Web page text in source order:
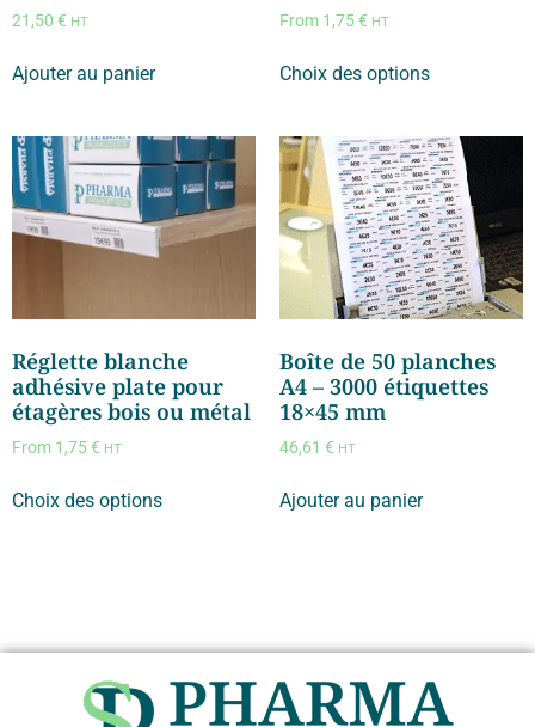
21,50 € HT
Ajouter au panier
From 1,75€ HT
Choix des options
Réglette blanche
adhésive plate pour
étagères bois ou métal
From 1,75€ HT
Choix des options
Boîte de 50 planches
A4 – 3000 étiquettes
18×45 mm
46,61 € HT
Ajouter au panier